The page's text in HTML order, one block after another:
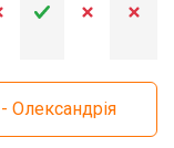
Олександрія